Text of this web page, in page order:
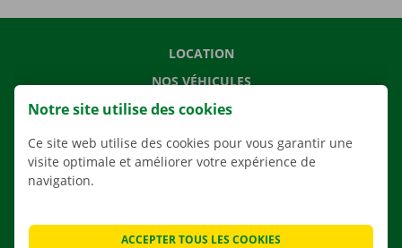
LOCATION
NOS VÉHICULES
NOS SERVICES
AGENCES
APPLI
Notre site utilise des cookies
Ce site web utilise des cookies pour vous garantir une
visite optimale et améliorer votre expérience de
navigation.
ACCEPTER TOUS LES COOKIES